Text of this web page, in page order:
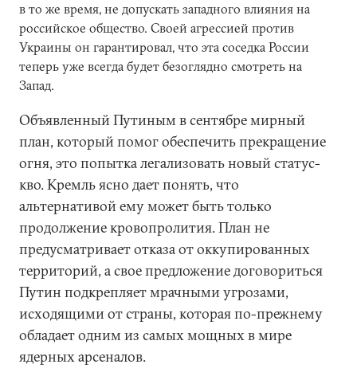
в то же время, не допускать западного влияния на
российское общество. Своей агрессией против
Украины он гарантировал, что эта соседка России
теперь уже всегда будет безоглядно смотреть на
Запад.
Объявленный Путиным в сентябре мирный
план, который помог обеспечить прекращение
огня, это попытка легализовать новый статус-
кво. Кремль ясно дает понять, что
альтернативой ему может быть только
продолжение кровопролития. План не
предусматривает отказа от оккупированных
территорий, а свое предложение договориться
Путин подкрепляет мрачными угрозами,
исходящими от страны, которая по-прежнему
обладает одним из самых мощных в мире
ядерных арсеналов.